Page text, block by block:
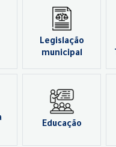
Legislação
municipal
Educação